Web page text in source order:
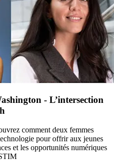
- L’intersection
comment deux femmes
pour offrir aux jeunes
et les opportunités numériques